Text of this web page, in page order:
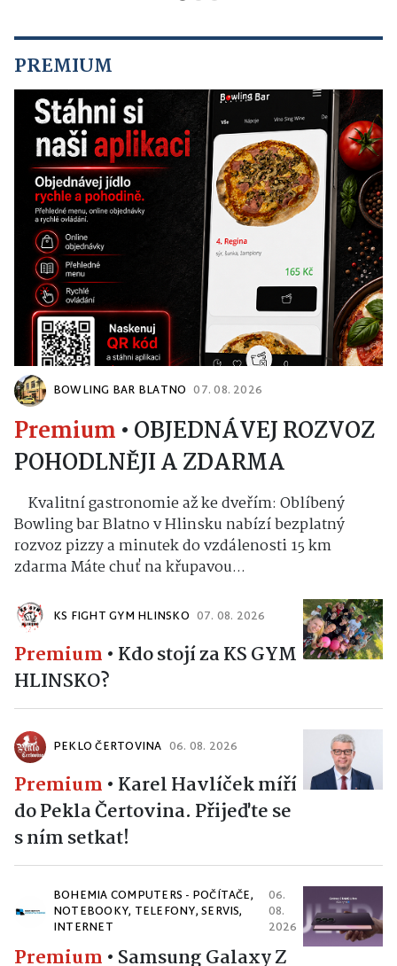
PREMIUM
BOWLING BAR BLATNO 07. 08. 2026
Premium • OBJEDNÁVEJ ROZVOZ
POHODLNĚJI A ZDARMA
Kvalitní gastronomie až ke dveřím: Oblíbený
Bowling bar Blatno v Hlinsku nabízí bezplatný
rozvoz pizzy a minutek do vzdálenosti 15 km
zdarma Máte chuť na křupavou...
KS FIGHT GYM HLINSKO 07. 08. 2026
Premium • Kdo stojí za KS GYM
HLINSKO?
PEKLO ČERTOVINA 06. 08. 2026
Premium • Karel Havlíček míří
do Pekla Čertovina. Přijeďte se
s ním setkat!
BOHEMIA COMPUTERS - POČÍTAČE,
NOTEBOOKY, TELEFONY, SERVIS,
INTERNET
06.
08.
2026
Premium • Samsung Galaxy Z